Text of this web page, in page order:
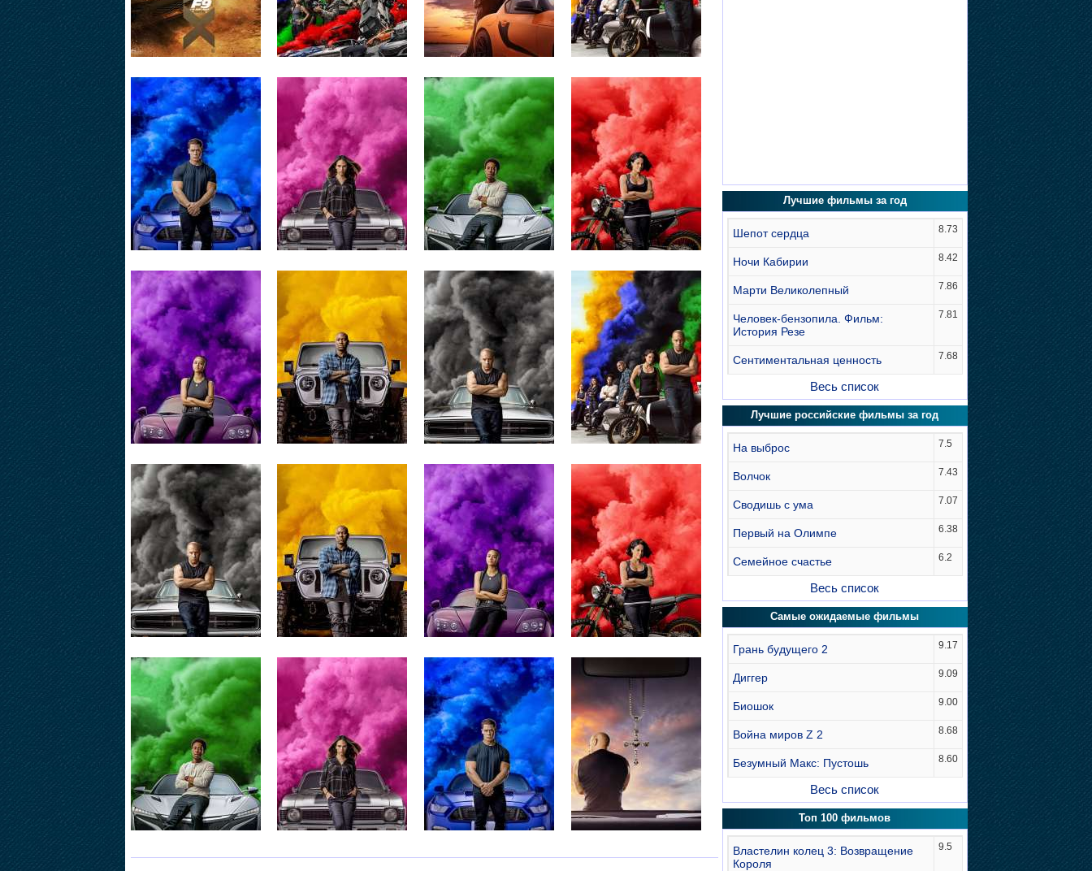
Лучшие фильмы за год
Шепот сердца 8.73
Ночи Кабирии 8.42
Марти Великолепный 7.86
Человек-бензопила. Фильм:
История Резе
7.81
Сентиментальная ценность 7.68
Весь список
Лучшие российские фильмы за год
На выброс 7.5
Волчок 7.43
Сводишь с ума 7.07
Первый на Олимпе 6.38
Семейное счастье 6.2
Весь список
Самые ожидаемые фильмы
Грань будущего 2 9.17
Диггер 9.09
Биошок 9.00
Война миров Z 2 8.68
Безумный Макс: Пустошь 8.60
Весь список
Топ 100 фильмов
Властелин колец 3: Возвращение
Короля
9.5